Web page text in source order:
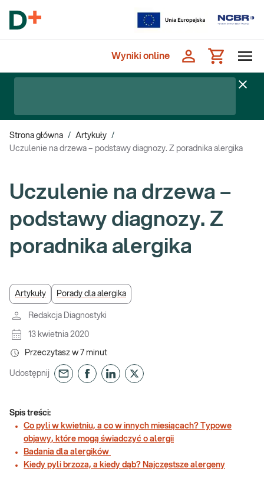
Wyniki online
Strona główna / Artykuły /
Uczulenie na drzewa – podstawy diagnozy. Z poradnika alergika
Uczulenie na drzewa –
podstawy diagnozy. Z
poradnika alergika
Artykuły Porady dla alergika
Redakcja Diagnostyki
13 kwietnia 2020
Przeczytasz w 7 minut
Udostępnij
Spis treści:
Co pyli w kwietniu, a co w innych miesiącach? Typowe
objawy, które mogą świadczyć o alergii
Badania dla alergików
Kiedy pyli brzoza, a kiedy dąb? Najczęstsze alergeny